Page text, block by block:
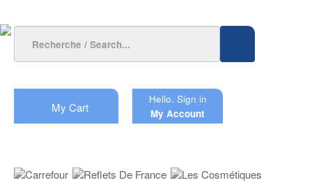
My Cart
Hello. Sign in
My Account